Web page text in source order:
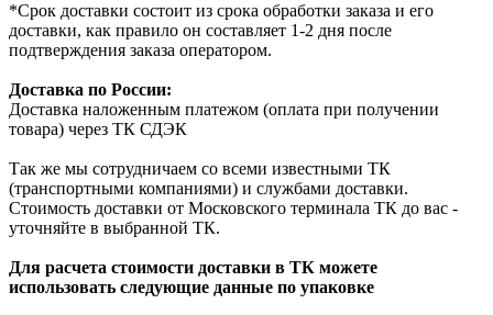
*Срок доставки состоит из срока обработки заказа и его
доставки, как правило он составляет 1-2 дня после
подтверждения заказа оператором.
Доставка по России:
Доставка наложенным платежом (оплата при получении
товара) через ТК СДЭК
Так же мы сотрудничаем со всеми известными ТК
(транспортными компаниями) и службами доставки.
Стоимость доставки от Московского терминала ТК до вас -
уточняйте в выбранной ТК.
Для расчета стоимости доставки в ТК можете
использовать следующие данные по упаковке